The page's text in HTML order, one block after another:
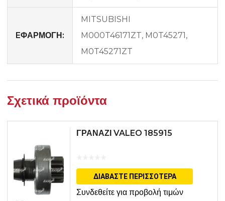
EΦΑΡΜΟΓΗ:
MITSUBISHI
M000T46171ZT, M0T45271,
M0T45271ZT
Σχετικά προϊόντα
ΓΡΑΝΑΖΙ VALEO 185915
ΔΙΑΒΆΣΤΕ ΠΕΡΙΣΣΌΤΕΡΑ
Συνδεθείτε για προβολή τιμών